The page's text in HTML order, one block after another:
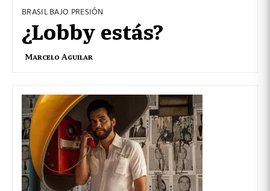
BRASIL BAJO PRESIÓN
¿Lobby estás?
Marcelo Aguilar